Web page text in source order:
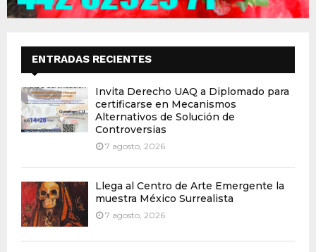
ENTRADAS RECIENTES
Invita Derecho UAQ a Diplomado para
certificarse en Mecanismos
Alternativos de Solución de
Controversias
7 agosto, 2026
Llega al Centro de Arte Emergente la
muestra México Surrealista
7 agosto, 2026